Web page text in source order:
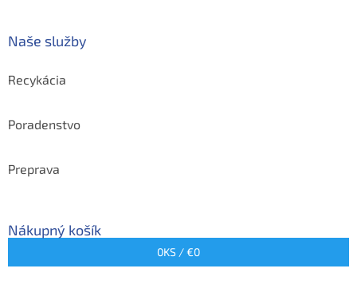
Naše služby
Recykácia
Poradenstvo
Preprava
Nákupný košík
0KS /€0